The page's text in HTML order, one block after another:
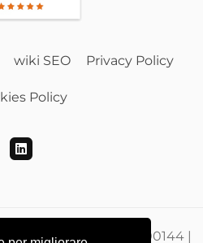
wiki SEO Privacy Policy
Policy
e SEO | PI 00865500144 |